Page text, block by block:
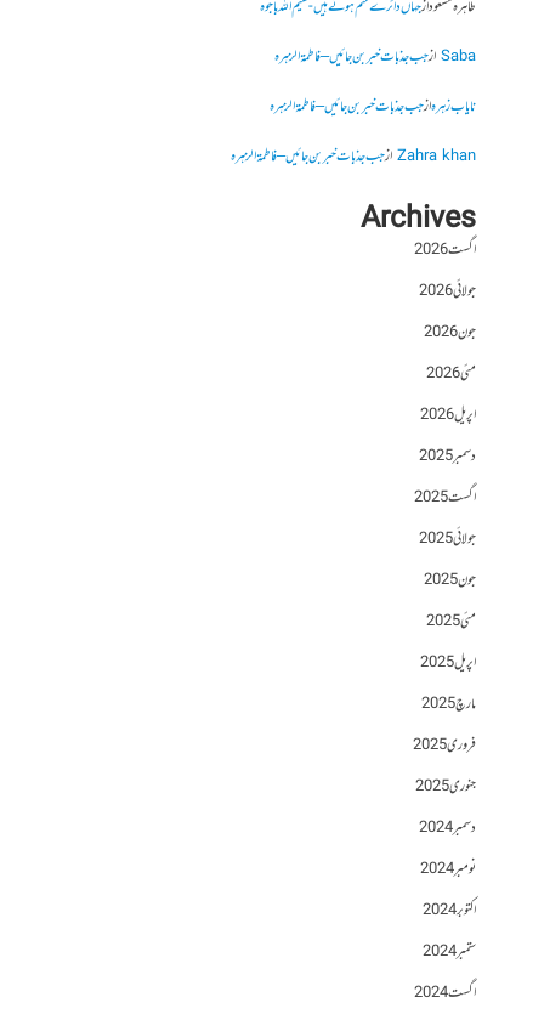
طاہرہ مسعودازجہاں دائرے ختم ہوتے ہیں- نعیم اللہ باجوہ
Sabaازجب جذبات خبر بن جائیں – فاطمۃالزہرہ
نایاب زہرہازجب جذبات خبر بن جائیں – فاطمۃالزہرہ
Zahra khanازجب جذبات خبر بن جائیں – فاطمۃالزہرہ
Archives
اگست 2026
جولائی 2026
جون 2026
مئی 2026
اپریل 2026
دسمبر 2025
اگست 2025
جولائی 2025
جون 2025
مئی 2025
اپریل 2025
مارچ 2025
فروری 2025
جنوری 2025
دسمبر 2024
نومبر 2024
اکتوبر 2024
ستمبر 2024
اگست 2024